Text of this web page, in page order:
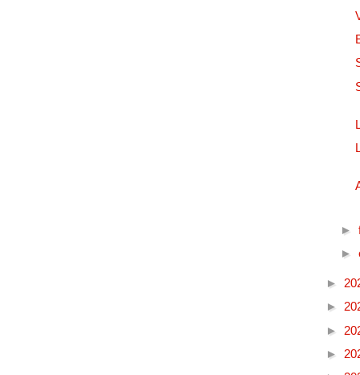
►
►
►
►
►
►